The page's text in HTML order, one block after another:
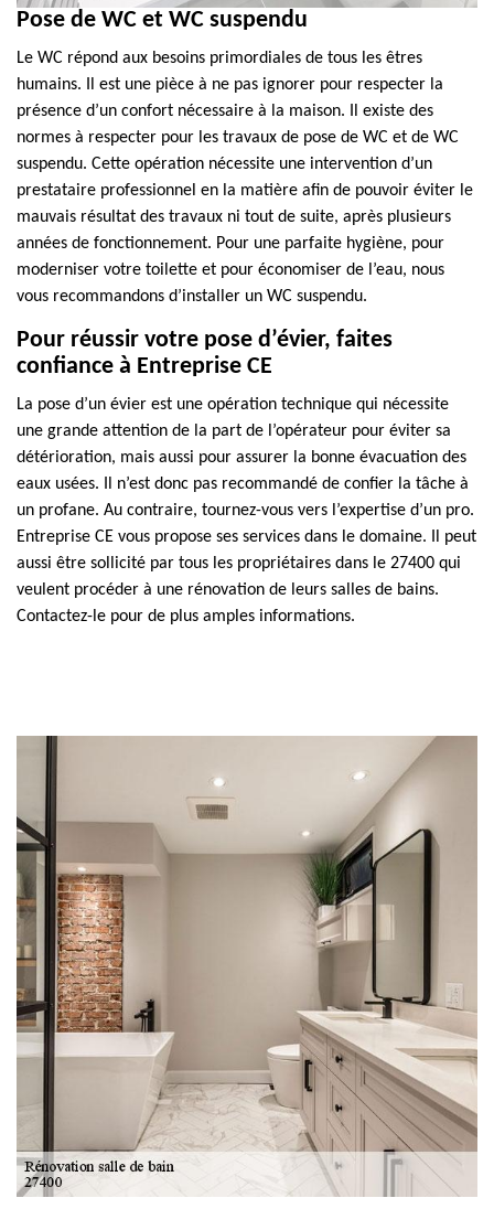
Pose de WC et WC suspendu
Le WC répond aux besoins primordiales de tous les êtres
humains. Il est une pièce à ne pas ignorer pour respecter la
présence d’un confort nécessaire à la maison. Il existe des
normes à respecter pour les travaux de pose de WC et de WC
suspendu. Cette opération nécessite une intervention d’un
prestataire professionnel en la matière afin de pouvoir éviter le
mauvais résultat des travaux ni tout de suite, après plusieurs
années de fonctionnement. Pour une parfaite hygiène, pour
moderniser votre toilette et pour économiser de l’eau, nous
vous recommandons d’installer un WC suspendu.
Pour réussir votre pose d’évier, faites
confiance à Entreprise CE
La pose d’un évier est une opération technique qui nécessite
une grande attention de la part de l’opérateur pour éviter sa
détérioration, mais aussi pour assurer la bonne évacuation des
eaux usées. Il n’est donc pas recommandé de confier la tâche à
un profane. Au contraire, tournez-vous vers l’expertise d’un pro.
Entreprise CE vous propose ses services dans le domaine. Il peut
aussi être sollicité par tous les propriétaires dans le 27400 qui
veulent procéder à une rénovation de leurs salles de bains.
Contactez-le pour de plus amples informations.